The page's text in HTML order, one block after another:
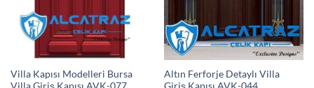
Villa Kapısı Modelleri Bursa
Altın Ferforje Detaylı Villa